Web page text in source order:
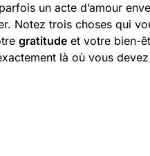
un acte d’amour
Notez trois choses qui
gratitude et votre bien-
là où vous